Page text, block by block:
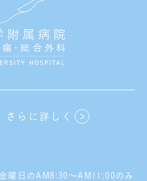
さらに詳しく
曜日のAM8:30～AM11:00のみ